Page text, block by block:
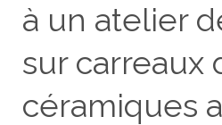
à un atelier
sur carreaux
céramiques